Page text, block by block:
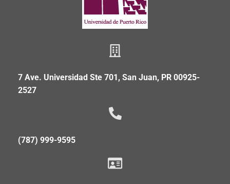
7 Ave. Universidad Ste 701, San Juan, PR 00925-
2527
(787) 999-9595